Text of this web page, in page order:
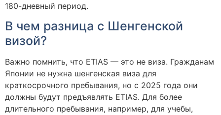
180-дневный период.
В чем разница с Шенгенской
визой?
Важно помнить, что ETIAS — это не виза. Гражданам
Японии не нужна шенгенская виза для
краткосрочного пребывания, но с 2025 года они
должны будут предъявлять ETIAS. Для более
длительного пребывания, например, для учебы,